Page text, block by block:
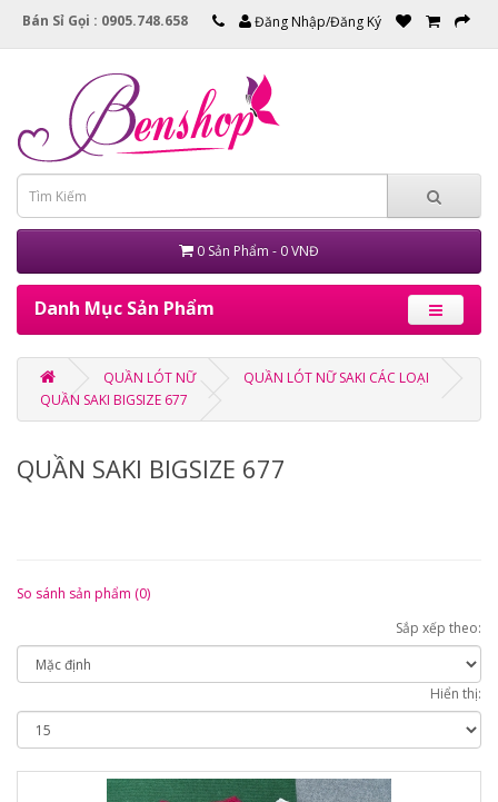
Bán Sỉ Gọi : 0905.748.658 Đăng Nhập/Đăng Ký
0 Sản Phẩm - 0 VNĐ
Danh Mục Sản Phẩm
QUẦN LÓT NỮ
QUẦN LÓT NỮ SAKI CÁC LOẠI
QUẦN SAKI BIGSIZE 677
QUẦN SAKI BIGSIZE 677
So sánh sản phẩm (0)
Sắp xếp theo:
Hiển thị: